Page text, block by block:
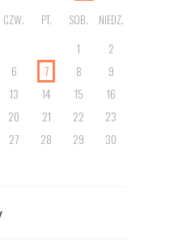
CZW. PT. SOB. NIEDZ.
1
2
6 7 8
9
13 14 15
16
20 21 22
23
27 28 29
30